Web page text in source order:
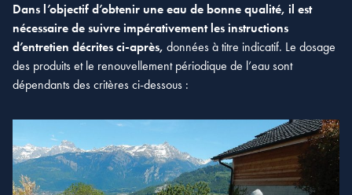
Dans l’objectif d’obtenir une eau de bonne qualité, il est
nécessaire de suivre impérativement les instructions
d’entretien décrites ci-après, données à titre indicatif. Le dosage
des produits et le renouvellement périodique de l’eau sont
dépendants des critères ci-dessous :